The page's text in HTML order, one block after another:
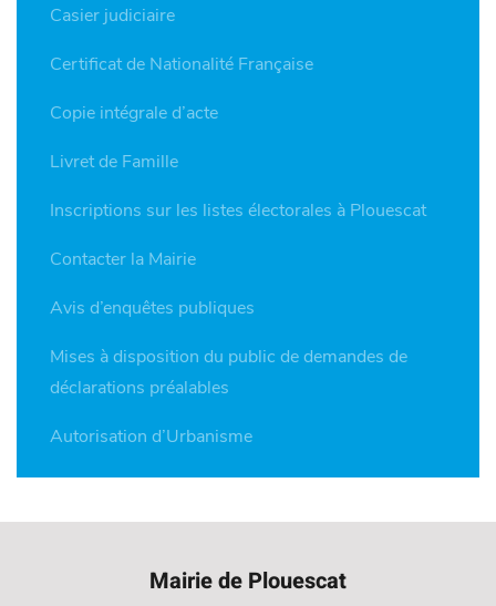
Casier judiciaire
Certificat de Nationalité Française
Copie intégrale d’acte
Livret de Famille
Inscriptions sur les listes électorales à Plouescat
Contacter la Mairie
Avis d’enquêtes publiques
Mises à disposition du public de demandes de
déclarations préalables
Autorisation d’Urbanisme
Mairie de Plouescat